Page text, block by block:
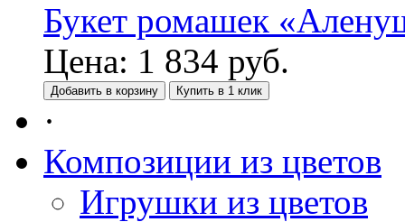
Букет ромашек
Цена: 1 834 руб.
Добавить в корзину Купить в 1 клик
·
Композиции из цветов
Игрушки из цветов